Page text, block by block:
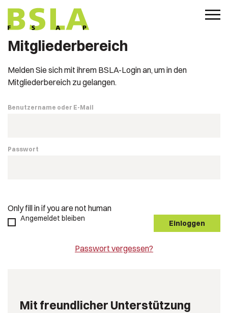
Mitgliederbereich
Melden Sie sich mit ihrem BSLA-Login an, um in den
Mitgliederbereich zu gelangen.
Benutzername oder E-Mail
Passwort
Only fill in if you are not human
Angemeldet bleiben
Passwort vergessen?
Mit freundlicher Unterstützung